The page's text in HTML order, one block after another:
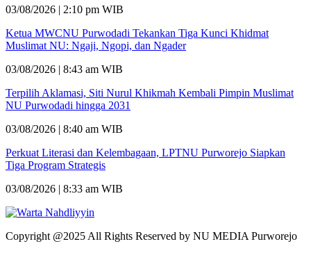
03/08/2026 | 2:10 pm WIB
Ketua MWCNU Purwodadi Tekankan Tiga Kunci Khidmat
Muslimat NU: Ngaji, Ngopi, dan Ngader
03/08/2026 | 8:43 am WIB
Terpilih Aklamasi, Siti Nurul Khikmah Kembali Pimpin Muslimat
NU Purwodadi hingga 2031
03/08/2026 | 8:40 am WIB
Perkuat Literasi dan Kelembagaan, LPTNU Purworejo Siapkan
Tiga Program Strategis
03/08/2026 | 8:33 am WIB
Copyright @2025 All Rights Reserved by NU MEDIA Purworejo